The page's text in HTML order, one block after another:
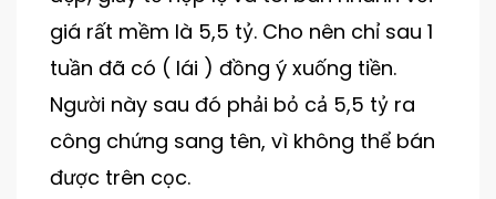
giá rất mềm là 5,5 tỷ. Cho nên chỉ sau 1
tuần đã có ( lái ) đồng ý xuống tiền.
Người này sau đó phải bỏ cả 5,5 tỷ ra
công chứng sang tên, vì không thể bán
được trên cọc.